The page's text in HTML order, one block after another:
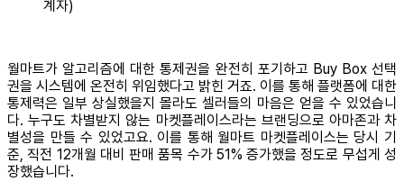
계자)
월마트가 알고리즘에 대한 통제권을 완전히 포기하고 Buy Box 선택
권을 시스템에 온전히 위임했다고 밝힌 거죠. 이를 통해 플랫폼에 대한
통제력은 일부 상실했을지 몰라도 셀러들의 마음은 얻을 수 있었습니
다. 누구도 차별받지 않는 마켓플레이스라는 브랜딩으로 아마존과 차
별성을 만들 수 있었고요. 이를 통해 월마트 마켓플레이스는 당시 기
준, 직전 12개월 대비 판매 품목 수가 51% 증가했을 정도로 무섭게 성
장했습니다.